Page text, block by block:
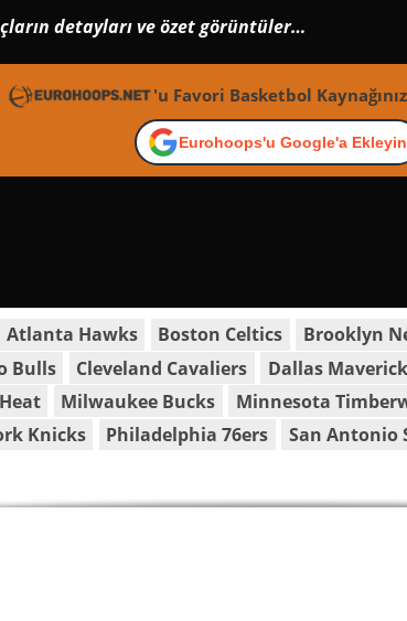
detayları ve özet görüntüler…
'u Favori Basketbol
Eurohoops'u Google'a Ekleyin
Atlanta Hawks Boston Celtics Brooklyn
Bulls
Cleveland Cavaliers Dallas
Milwaukee Bucks Minnesota
Knicks
Philadelphia 76ers San Antonio